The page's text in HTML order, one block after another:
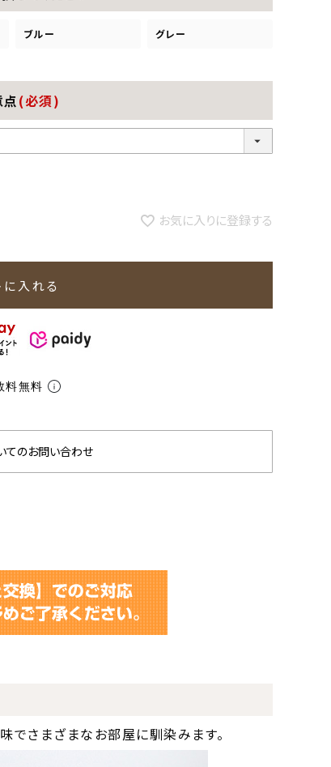
ブルー グレー
(必須)
お気に入りに登録する
に入れる
料無料
てのお問い合わせ
でさまざまなお部屋に馴染みます。